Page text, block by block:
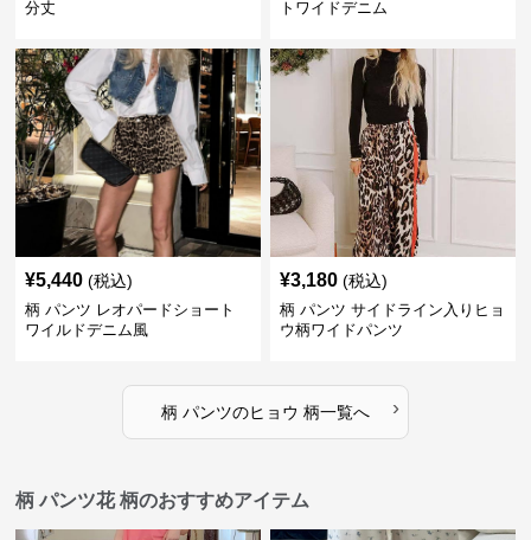
分丈
トワイドデニム
¥5,440 (税込)
柄 パンツ レオパードショート
ワイルドデニム風
¥3,180 (税込)
柄 パンツ サイドライン入りヒョ
ウ柄ワイドパンツ
柄 パンツのヒョウ 柄一覧へ ›
柄 パンツ花 柄のおすすめアイテム